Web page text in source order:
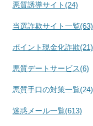
悪質誘導サイト(24)
当選詐欺サイト一覧(63)
ポイント現金化詐欺(21)
悪質デートサービス(6)
悪質手口の対策一覧(24)
迷惑メール一覧(613)